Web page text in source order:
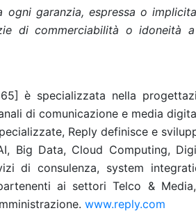
garanzia, espressa o
di commerciabilità o idoneità
è specializzata nella
di comunicazione e media
Reply definisce e
Big Data, Cloud Computing,
di consulenza, system
ai settori Telco &
www.reply.com